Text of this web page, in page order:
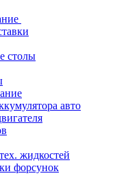
столы
авто
жидкостей
форсунок